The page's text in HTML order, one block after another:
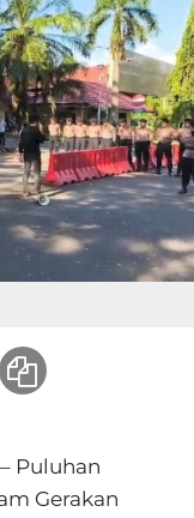
– Puluhan
Gerakan